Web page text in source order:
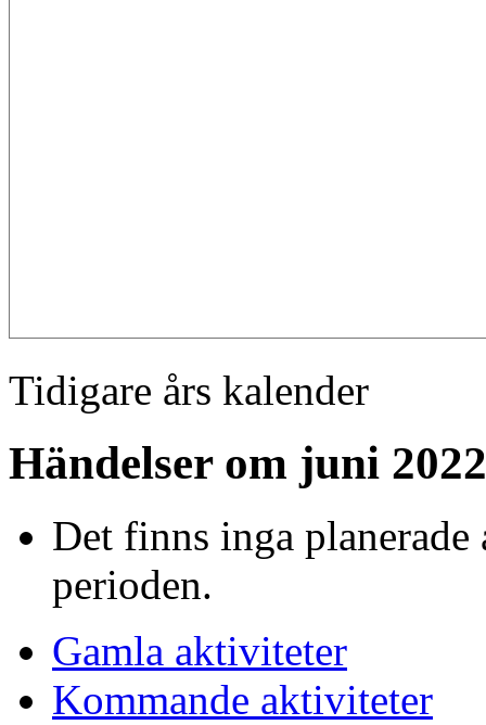
Tidigare års kalender
Händelser om juni
Det finns inga
perioden.
Gamla aktiviteter
Kommande aktiviteter